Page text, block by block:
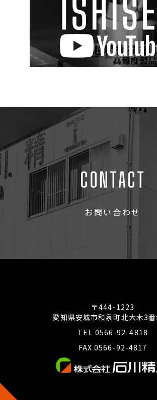
CONTACT
お問い合わせ
〒444-1223
愛知県安城市和泉町北大木3
TEL 0566-92-4818
FAX 0566-92-4817